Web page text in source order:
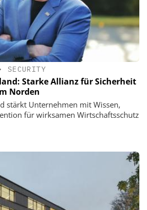
SECURITY
Starke Allianz für Sicherheit
Norden
stärkt Unternehmen mit Wissen,
für wirksamen Wirtschaftsschutz